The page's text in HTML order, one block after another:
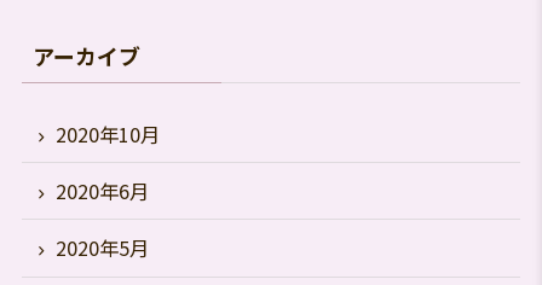
アーカイブ
2020年10月
2020年6月
2020年5月